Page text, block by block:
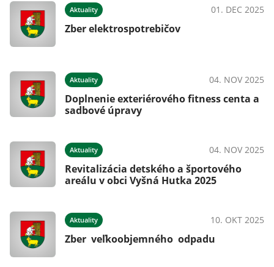
Aktuality 01. DEC 2025
Zber elektrospotrebičov
Aktuality 04. NOV 2025
Doplnenie exteriérového fitness centa a
sadbové úpravy
Aktuality 04. NOV 2025
Revitalizácia detského a športového
areálu v obci Vyšná Hutka 2025
Aktuality 10. OKT 2025
Zber veľkoobjemného odpadu